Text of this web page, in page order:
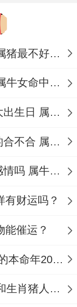
寻找到适合
2025年结
试佩戴一
手幸福;有
情巩固、姻
再也需要大家
）遇见【五黄
有一些凶
几月出生的生肖属猪命最苦 属猪最不好的出生是农历四月吗
牛女结婚配偶最佳婚配属相 属牛女命中注定的丈夫是属鼠男吗
属牛命中注定大富大贵的三大出生日 属牛的人未来选择干什么最挣钱
属牛的婚配对象选择和属牛的合不合 属牛一生综合婚姻与命运
属牛男对待属虎女能有好的感情吗 属牛和属虎在生活中到底谁压谁
有财运吗？
能催运？
2021年属牛女全年运势 属牛的本命年2021年带什么好
属牛的和属猪的配吗 生肖牛和生肖猪人婚姻相配吗